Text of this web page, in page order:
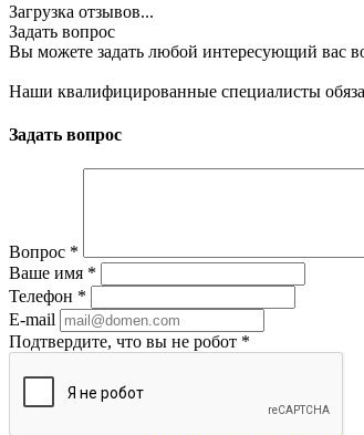
Загрузка отзывов...
Задать вопрос
Вы можете задать любой интересующий вас
Наши квалифицированные специалисты
Задать вопрос
Вопрос *
Ваше имя *
Телефон *
E-mail
Подтвердите, что вы не робот *